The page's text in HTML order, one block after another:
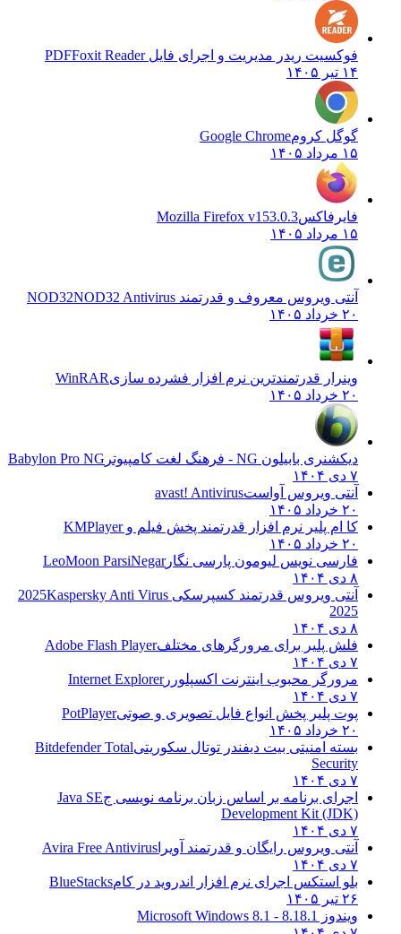
فوکسیت ریدر مدیریت و اجرای فایل PDFFoxit Reader
۱۴ تیر ۱۴۰۵
گوگل کرومGoogle Chrome
۱۵ مرداد ۱۴۰۵
فایرفاکسMozilla Firefox v153.0.3
۱۵ مرداد ۱۴۰۵
آنتی ویروس معروف و قدرتمند NOD32 NOD32 Antivirus
۲۰ خرداد ۱۴۰۵
وینرار قدرتمندترین نرم افزار فشرده سازیWinRAR
۲۰ خرداد ۱۴۰۵
دیکشنری بابیلون NG - فرهنگ لغت کامپیوتر
Babylon Pro NG
۷ دی ۱۴۰۴
آنتی ویروس آواستavast! Antivirus
۲۰ خرداد ۱۴۰۵
کا ام پلیر نرم افزار قدرتمند پخش فیلم وKMPlayer
۲۰ خرداد ۱۴۰۵
فارسی نویس لیومون پارسی نگارLeoMoon ParsiNegar
۸ دی ۱۴۰۴
آنتی ویروس قدرتمند کسپرسکی 2025 Kaspersky Anti Virus
2025
۸ دی ۱۴۰۴
فلش پلیر برای مرورگرهای مختلفAdobe Flash Player
۷ دی ۱۴۰۴
مرورگر محبوب اینترنت اکسپلوررInternet Explorer
۷ دی ۱۴۰۴
پوت پلیر پخش انواع فایل تصویری و صوتیPotPlayer
۲۰ خرداد ۱۴۰۵
بسته امنیتی بیت دیفندر توتال سکوریتیBitdefender Total
Security
۷ دی ۱۴۰۴
اجرای برنامه بر اساس زبان برنامه نویسی جJava SE
Development Kit (JDK)
۷ دی ۱۴۰۴
آنتی ویروس رایگان و قدرتمند آویرا Avira Free Antivirus
۷ دی ۱۴۰۴
بلو استکس اجرای نرم افزار اندروید در کامBlueStacks
۲۶ تیر ۱۴۰۵
ویندوز 8.1
8.1 - Microsoft Windows 8.1